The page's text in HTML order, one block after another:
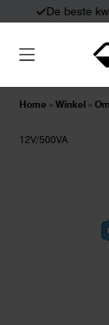
Home » Winkel »
12V/500VA
Laadpalen